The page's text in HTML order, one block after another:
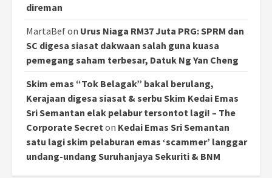
direman
MartaBefon Urus Niaga RM37 Juta PRG: SPRM dan
SC digesa siasat dakwaan salah guna kuasa
pemegang saham terbesar, Datuk Ng Yan Cheng
Skim emas “Tok Belagak” bakal berulang,
Kerajaan digesa siasat & serbu Skim Kedai Emas
Sri Semantan elak pelabur tersontot lagi! – The
Corporate Secreton Kedai Emas Sri Semantan
satu lagi skim pelaburan emas ‘scammer’ langgar
undang-undang Suruhanjaya Sekuriti & BNM